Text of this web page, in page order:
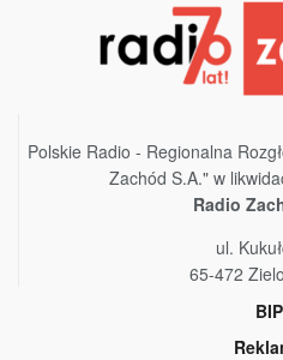
Polskie Radio - Regionalna
Zachód S.A." w
Radio
ul.
65-472
BIP